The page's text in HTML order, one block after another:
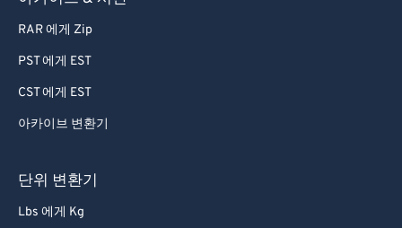
RAR 에게 Zip
PST 에게 EST
CST 에게 EST
아카이브 변환기
단위 변환기
Lbs 에게 Kg